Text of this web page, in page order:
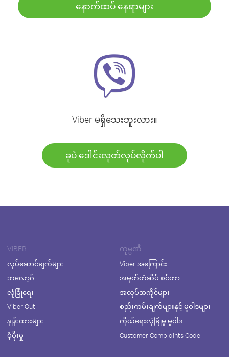
နောက်ထပ် နေရာများ
Viber မရှိသေးဘူးလား။
ခုပဲ ဒေါင်းလုတ်လုပ်လိုက်ပါ
VIBER
လုပ်ဆောင်ချက်များ
ဘလော့ဂ်
လုံခြုံရေး
Viber Out
နှုန်းထားများ
ပံ့ပိုးမှု
ကုမ္ပဏီ
Viber အကြောင်း
အမှတ်တံဆိပ် စင်တာ
အလုပ်အကိုင်များ
စည်းကမ်းချက်များနှင့် မူဝါဒများ
ကိုယ်ရေးလုံခြုံမှု မူဝါဒ
Customer Complaints Code